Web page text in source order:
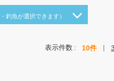
釣魚が選択できます）
表示件数 10件